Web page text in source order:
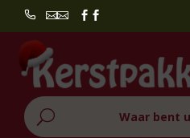
 
U